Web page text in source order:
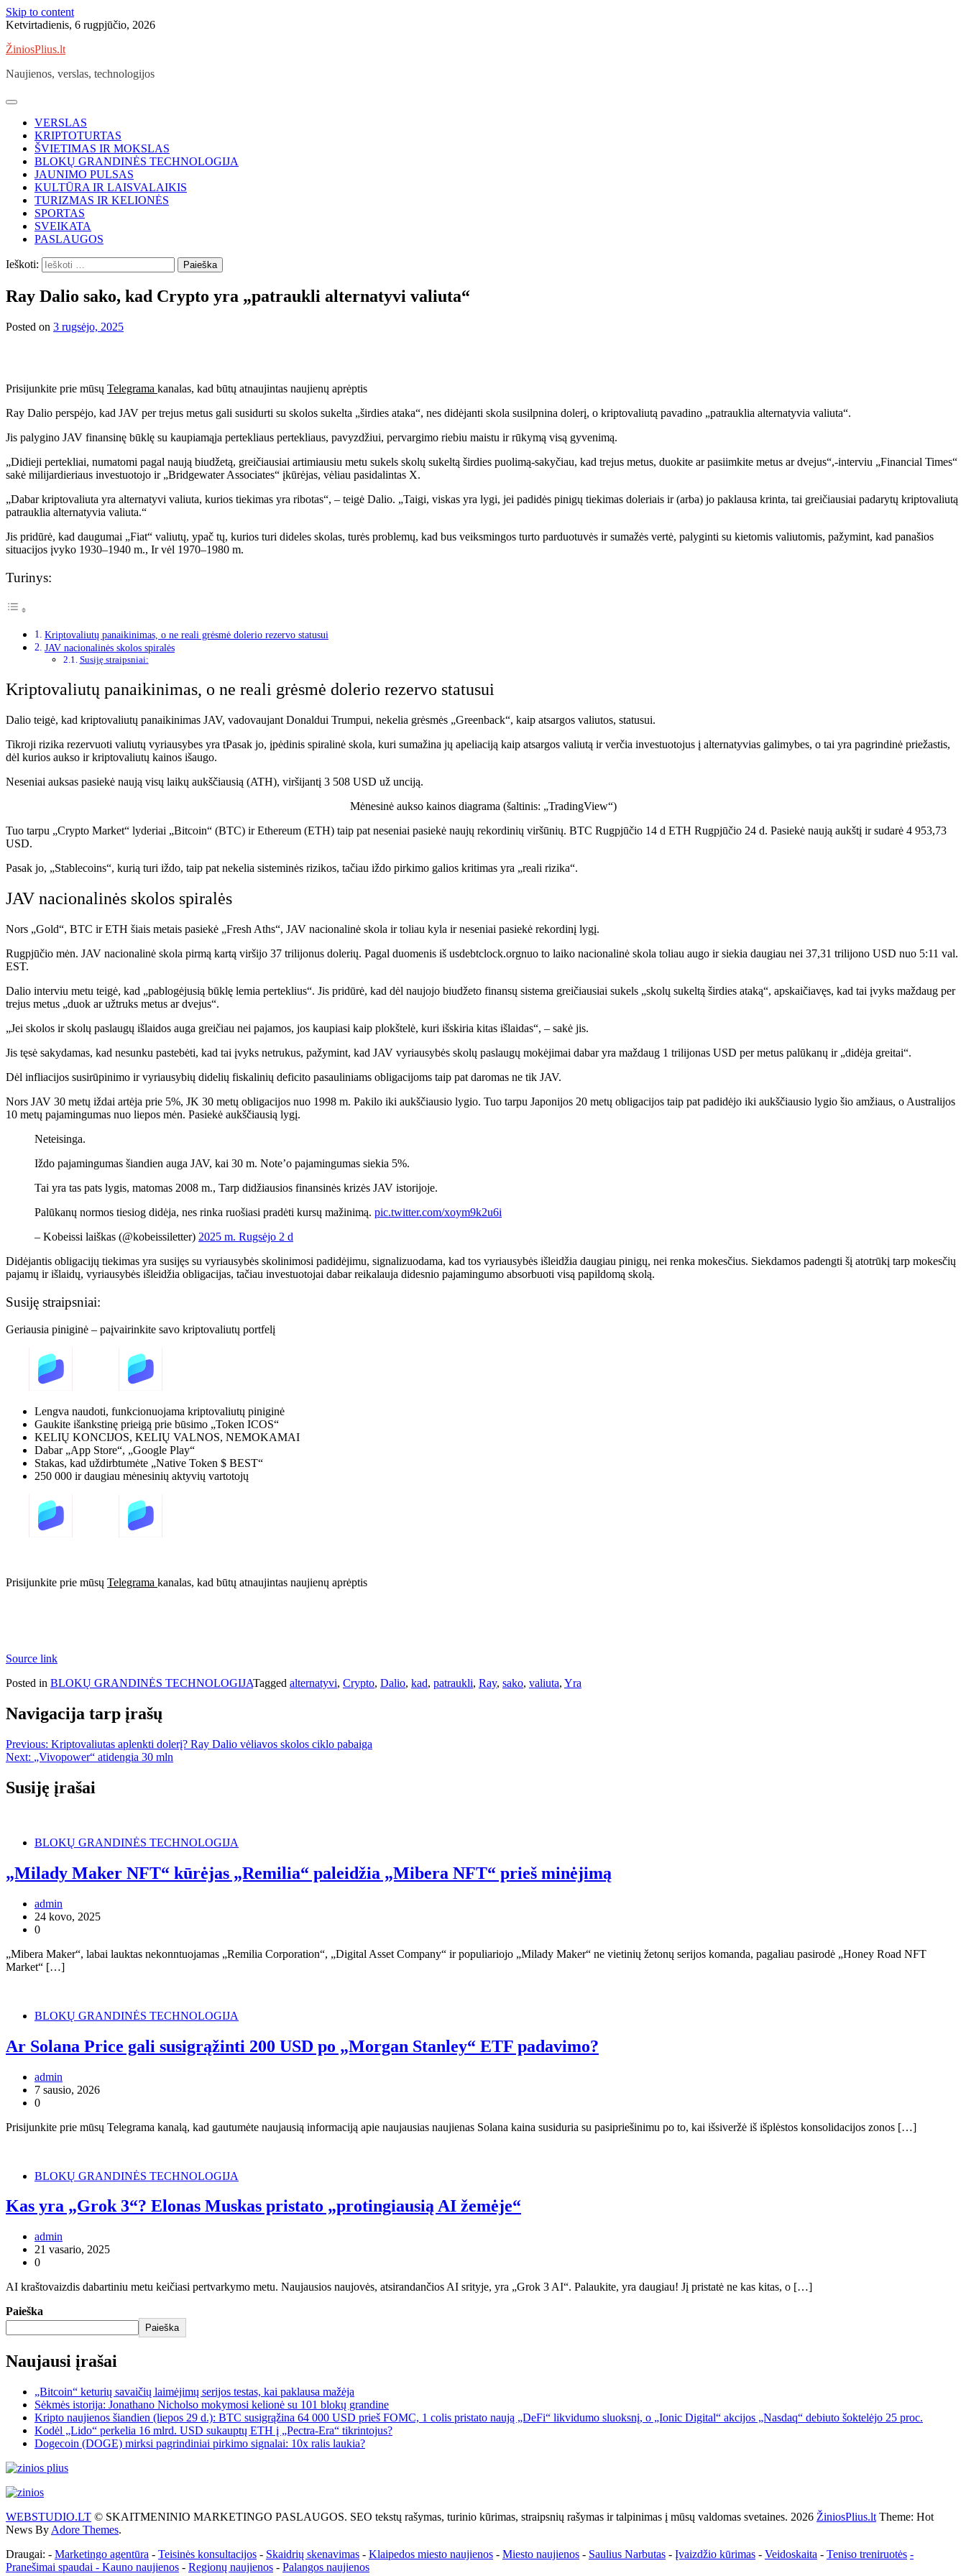
Skip to content
Ketvirtadienis, 6 rugpjūčio, 2026
ŽiniosPlius.lt
Naujienos, verslas, technologijos
VERSLAS
KRIPTOTURTAS
ŠVIETIMAS IR MOKSLAS
BLOKŲ GRANDINĖS TECHNOLOGIJA
JAUNIMO PULSAS
KULTŪRA IR LAISVALAIKIS
TURIZMAS IR KELIONĖS
SPORTAS
SVEIKATA
PASLAUGOS
Ieškoti:
Ray Dalio sako, kad Crypto yra „patraukli alternatyvi valiuta“
Posted on 3 rugsėjo, 2025
Prisijunkite prie mūsų Telegrama kanalas, kad būtų atnaujintas naujienų aprėptis
Ray Dalio perspėjo, kad JAV per trejus metus gali susidurti su skolos sukelta „širdies ataka“, nes didėjanti skola susilpnina dolerį, o kriptovaliutą pavadino „patrauklia alternatyvia valiuta“.
Jis palygino JAV finansinę būklę su kaupiamąja pertekliaus pertekliaus, pavyzdžiui, pervargimo riebiu maistu ir rūkymą visą gyvenimą.
„Didieji pertekliai, numatomi pagal naują biudžetą, greičiausiai artimiausiu metu sukels skolų sukeltą širdies puolimą-sakyčiau, kad trejus metus, duokite ar pasiimkite metus ar dvejus“,-interviu „Financial Times“
sakė milijardieriaus investuotojo ir „Bridgewater Associates“ įkūrėjas, vėliau pasidalintas X.
„Dabar kriptovaliuta yra alternatyvi valiuta, kurios tiekimas yra ribotas“, – teigė Dalio. „Taigi, viskas yra lygi, jei padidės pinigų tiekimas doleriais ir (arba) jo paklausa krinta, tai greičiausiai padarytų kriptovaliutą
patrauklia alternatyvia valiuta.“
Jis pridūrė, kad daugumai „Fiat“ valiutų, ypač tų, kurios turi dideles skolas, turės problemų, kad bus veiksmingos turto parduotuvės ir sumažės vertė, palyginti su kietomis valiutomis, pažymint, kad panašios
situacijos įvyko 1930–1940 m., Ir vėl 1970–1980 m.
Turinys:
Kriptovaliutų panaikinimas, o ne reali grėsmė dolerio rezervo statusui
JAV nacionalinės skolos spiralės
Susiję straipsniai:
Kriptovaliutų panaikinimas, o ne reali grėsmė dolerio rezervo statusui
Dalio teigė, kad kriptovaliutų panaikinimas JAV, vadovaujant Donaldui Trumpui, nekelia grėsmės „Greenback“, kaip atsargos valiutos, statusui.
Tikroji rizika rezervuoti valiutų vyriausybes yra tPasak jo, įpėdinis spiralinė skola, kuri sumažina jų apeliaciją kaip atsargos valiutą ir verčia investuotojus į alternatyvias galimybes, o tai yra pagrindinė priežastis,
dėl kurios aukso ir kriptovaliutų kainos išaugo.
Neseniai auksas pasiekė naują visų laikų aukščiausią (ATH), viršijantį 3 508 USD už unciją.
Mėnesinė aukso kainos diagrama (šaltinis: „TradingView“)
Tuo tarpu „Crypto Market“ lyderiai „Bitcoin“ (BTC) ir Ethereum (ETH) taip pat neseniai pasiekė naujų rekordinių viršūnių. BTC Rugpjūčio 14 d ETH Rugpjūčio 24 d. Pasiekė naują aukštį ir sudarė 4 953,73
USD.
Pasak jo, „Stablecoins“, kurią turi iždo, taip pat nekelia sisteminės rizikos, tačiau iždo pirkimo galios kritimas yra „reali rizika“.
JAV nacionalinės skolos spiralės
Nors „Gold“, BTC ir ETH šiais metais pasiekė „Fresh Aths“, JAV nacionalinė skola ir toliau kyla ir neseniai pasiekė rekordinį lygį.
Rugpjūčio mėn. JAV nacionalinė skola pirmą kartą viršijo 37 trilijonus dolerių. Pagal duomenis iš usdebtclock.orgnuo to laiko nacionalinė skola toliau augo ir siekia daugiau nei 37,31 trilijono USD nuo 5:11 val.
EST.
Dalio interviu metu teigė, kad „pablogėjusią būklę lemia perteklius“. Jis pridūrė, kad dėl naujojo biudžeto finansų sistema greičiausiai sukels „skolų sukeltą širdies ataką“, apskaičiavęs, kad tai įvyks maždaug per
trejus metus „duok ar užtruks metus ar dvejus“.
„Jei skolos ir skolų paslaugų išlaidos auga greičiau nei pajamos, jos kaupiasi kaip plokštelė, kuri išskiria kitas išlaidas“, – sakė jis.
Jis tęsė sakydamas, kad nesunku pastebėti, kad tai įvyks netrukus, pažymint, kad JAV vyriausybės skolų paslaugų mokėjimai dabar yra maždaug 1 trilijonas USD per metus palūkanų ir „didėja greitai“.
Dėl infliacijos susirūpinimo ir vyriausybių didelių fiskalinių deficito pasauliniams obligacijoms taip pat daromas ne tik JAV.
Nors JAV 30 metų iždai artėja prie 5%, JK 30 metų obligacijos nuo 1998 m. Pakilo iki aukščiausio lygio. Tuo tarpu Japonijos 20 metų obligacijos taip pat padidėjo iki aukščiausio lygio šio amžiaus, o Australijos
10 metų pajamingumas nuo liepos mėn. Pasiekė aukščiausią lygį.
Neteisinga.
Iždo pajamingumas šiandien auga JAV, kai 30 m. Note’o pajamingumas siekia 5%.
Tai yra tas pats lygis, matomas 2008 m., Tarp didžiausios finansinės krizės JAV istorijoje.
Palūkanų normos tiesiog didėja, nes rinka ruošiasi pradėti kursų mažinimą. pic.twitter.com/xoym9k2u6i
– Kobeissi laiškas (@kobeissiletter) 2025 m. Rugsėjo 2 d
Didėjantis obligacijų tiekimas yra susijęs su vyriausybės skolinimosi padidėjimu, signalizuodama, kad tos vyriausybės išleidžia daugiau pinigų, nei renka mokesčius. Siekdamos padengti šį atotrūkį tarp mokesčių
pajamų ir išlaidų, vyriausybės išleidžia obligacijas, tačiau investuotojai dabar reikalauja didesnio pajamingumo absorbuoti visą papildomą skolą.
Susiję straipsniai:
Geriausia piniginė – paįvairinkite savo kriptovaliutų portfelį
Lengva naudoti, funkcionuojama kriptovaliutų piniginė
Gaukite išankstinę prieigą prie būsimo „Token ICOS“
KELIŲ KONCIJOS, KELIŲ VALNOS, NEMOKAMAI
Dabar „App Store“, „Google Play“
Stakas, kad uždirbtumėte „Native Token $ BEST“
250 000 ir daugiau mėnesinių aktyvių vartotojų
Prisijunkite prie mūsų Telegrama kanalas, kad būtų atnaujintas naujienų aprėptis
Source link
Posted in BLOKŲ GRANDINĖS TECHNOLOGIJATagged alternatyvi, Crypto, Dalio, kad, patraukli, Ray, sako, valiuta, Yra
Navigacija tarp įrašų
Previous: Kriptovaliutas aplenkti dolerį? Ray Dalio vėliavos skolos ciklo pabaiga
Next: „Vivopower“ atidengia 30 mln
Susiję įrašai
BLOKŲ GRANDINĖS TECHNOLOGIJA
„Milady Maker NFT“ kūrėjas „Remilia“ paleidžia „Mibera NFT“ prieš minėjimą
admin
24 kovo, 2025
0
„Mibera Maker“, labai lauktas nekonntuojamas „Remilia Corporation“, „Digital Asset Company“ ir populiariojo „Milady Maker“ ne vietinių žetonų serijos komanda, pagaliau pasirodė „Honey Road NFT
Market“ […]
BLOKŲ GRANDINĖS TECHNOLOGIJA
Ar Solana Price gali susigrąžinti 200 USD po „Morgan Stanley“ ETF padavimo?
admin
7 sausio, 2026
0
Prisijunkite prie mūsų Telegrama kanalą, kad gautumėte naujausią informaciją apie naujausias naujienas Solana kaina susiduria su pasipriešinimu po to, kai išsiveržė iš išplėstos konsolidacijos zonos […]
BLOKŲ GRANDINĖS TECHNOLOGIJA
Kas yra „Grok 3“? Elonas Muskas pristato „protingiausią AI žemėje“
admin
21 vasario, 2025
0
AI kraštovaizdis dabartiniu metu keičiasi pertvarkymo metu. Naujausios naujovės, atsirandančios AI srityje, yra „Grok 3 AI“. Palaukite, yra daugiau! Jį pristatė ne kas kitas, o […]
Paieška
Paieška
Naujausi įrašai
„Bitcoin“ keturių savaičių laimėjimų serijos testas, kai paklausa mažėja
Sėkmės istorija: Jonathano Nicholso mokymosi kelionė su 101 blokų grandine
Kripto naujienos šiandien (liepos 29 d.): BTC susigrąžina 64 000 USD prieš FOMC, 1 colis pristato naują „DeFi“ likvidumo sluoksnį, o „Ionic Digital“ akcijos „Nasdaq“ debiuto šoktelėjo 25 proc.
Kodėl „Lido“ perkelia 16 mlrd. USD sukauptų ETH į „Pectra-Era“ tikrintojus?
Dogecoin (DOGE) mirksi pagrindiniai pirkimo signalai: 10x ralis laukia?
WEBSTUDIO.LT © SKAITMENINIO MARKETINGO PASLAUGOS. SEO tekstų rašymas, turinio kūrimas, straipsnių rašymas ir talpinimas į mūsų valdomas svetaines. 2026 ŽiniosPlius.lt Theme: Hot
News By Adore Themes.
Draugai: - Marketingo agentūra - Teisinės konsultacijos - Skaidrių skenavimas - Klaipedos miesto naujienos - Miesto naujienos - Saulius Narbutas - Įvaizdžio kūrimas - Veidoskaita - Teniso treniruotės -
Pranešimai spaudai - Kauno naujienos - Regionų naujienos - Palangos naujienos